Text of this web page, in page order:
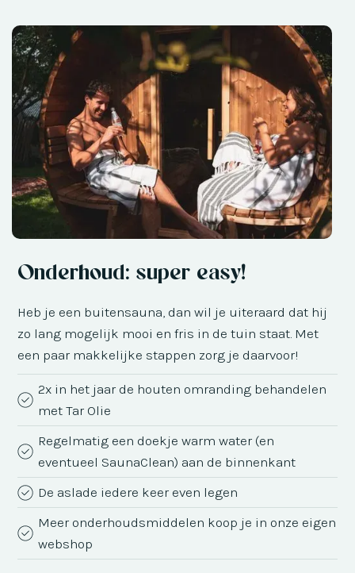
Onderhoud: super easy!
Heb je een buitensauna, dan wil je uiteraard dat hij
zo lang mogelijk mooi en fris in de tuin staat. Met
een paar makkelijke stappen zorg je daarvoor!
2x in het jaar de houten omranding behandelen
met Tar Olie
Regelmatig een doekje warm water (en
eventueel SaunaClean) aan de binnenkant
De aslade iedere keer even legen
Meer onderhoudsmiddelen koop je in onze eigen
webshop